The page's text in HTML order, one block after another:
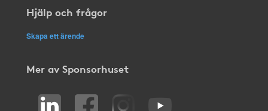
Hjälp och frågor
Skapa ett ärende
Mer av Sponsorhuset